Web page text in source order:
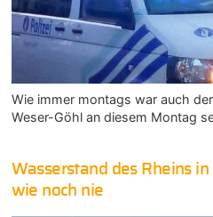
Wie immer montags war auch
Weser-Göhl an diesem Montag
Wasserstand des Rheins
wie noch nie